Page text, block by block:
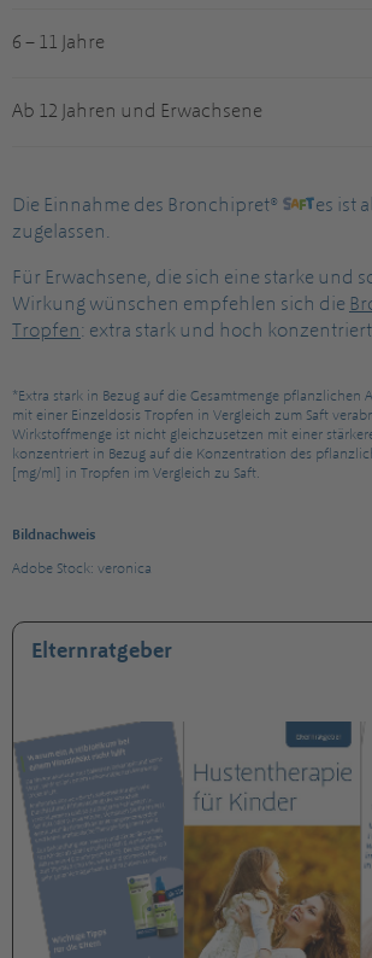
6 – 11 Jahre
Ab 12 Jahren und Erwachsene
Die Einnahme des Bronchipret®
es ist
zugelassen.
Für Erwachsene, die sich eine starke und
Wirkung wünschen empfehlen sich die
Tropfen: extra stark und hoch
*Extra stark in Bezug auf die Gesamtmenge pflanzlichen
mit einer Einzeldosis Tropfen in Vergleich zum Saft
Wirkstoffmenge ist nicht gleichzusetzen mit einer
konzentriert in Bezug auf die Konzentration des
[mg/ml] in Tropfen im Vergleich zu Saft.
Bildnachweis
Adobe Stock: veronica
Elternratgeber